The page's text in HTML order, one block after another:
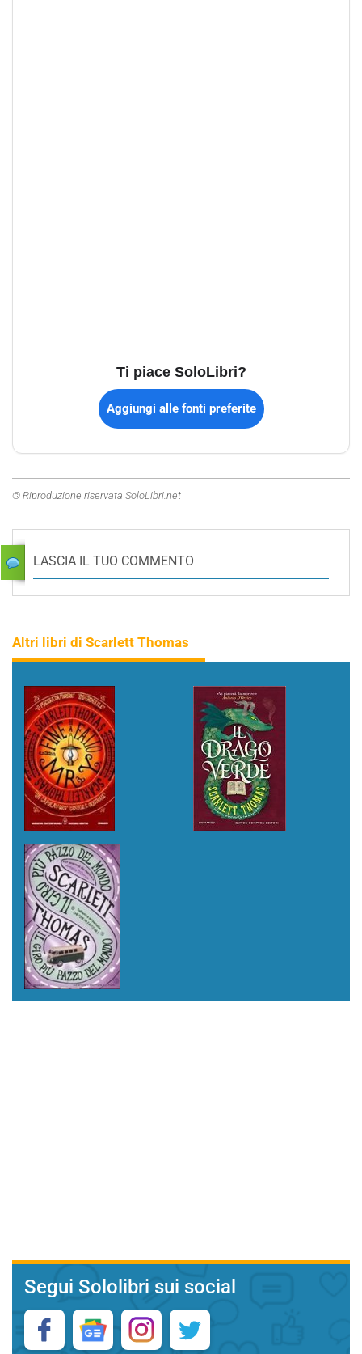
Ti piace SoloLibri?
Aggiungi alle fonti preferite
© Riproduzione riservata SoloLibri.net
LASCIA IL TUO COMMENTO
Altri libri di Scarlett Thomas
Segui Sololibri sui social